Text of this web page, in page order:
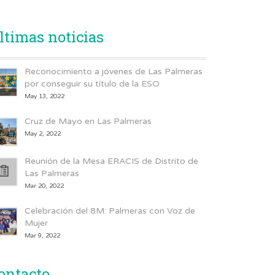
noticias
Reconocimiento a jóvenes de Las Palmeras
por conseguir su título de la ESO
May 13, 2022
Cruz de Mayo en Las Palmeras
May 2, 2022
Reunión de la Mesa ERACIS de Distrito de
Las Palmeras
Mar 20, 2022
Celebración del 8M: Palmeras con Voz de
Mujer
Mar 9, 2022